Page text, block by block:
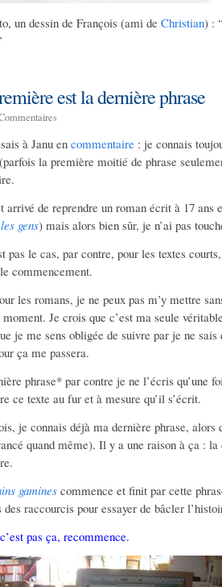
un dessin de François (ami de Christian) :
est la dernière phrase
à Janu en commentaire : je connais
la première moitié de phrase
arrivé de reprendre un roman écrit à 17
gens) mais alors bien sûr, je n’ai pas
pas le cas, par contre, pour les textes
commencement.
les romans, je ne peux pas m’y mettre
moment. Je crois que c’est ma seule
je me sens obligée de suivre par je ne
ça me passera.
phrase* par contre je ne l’écris qu’une
ce texte au fur et à mesure qu’il s’écrit.
je connais déjà ma dernière phrase, alors
quand même). Il y a une raison à ça :
gamines commence et finit par cette
des raccourcis pour essayer de bâcler
pas ça, recommence.